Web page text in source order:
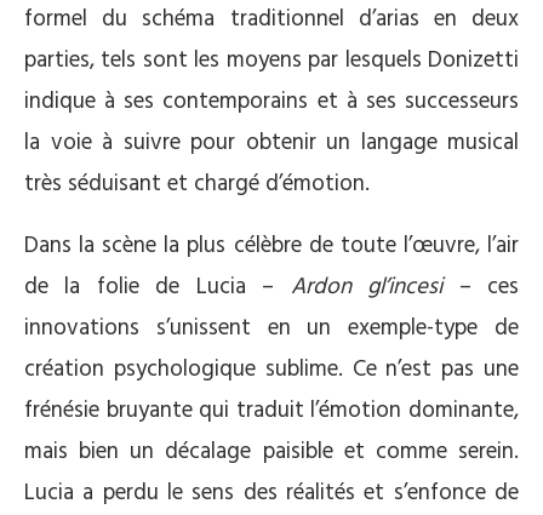
formel du schéma traditionnel d’arias en deux
parties, tels sont les moyens par lesquels Donizetti
indique à ses contemporains et à ses successeurs
la voie à suivre pour obtenir un langage musical
très séduisant et chargé d’émotion.
Dans la scène la plus célèbre de toute l’œuvre, l’air
de la folie de Lucia – Ardon gl’incesi– ces
innovations s’unissent en un exemple-type de
création psychologique sublime. Ce n’est pas une
frénésie bruyante qui traduit l’émotion dominante,
mais bien un décalage paisible et comme serein.
Lucia a perdu le sens des réalités et s’enfonce de